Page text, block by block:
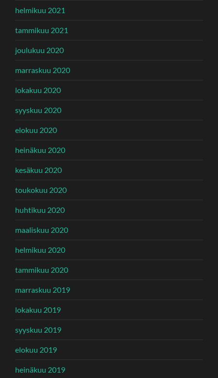
helmikuu 2021
tammikuu 2021
joulukuu 2020
marraskuu 2020
lokakuu 2020
syyskuu 2020
elokuu 2020
heinäkuu 2020
kesäkuu 2020
toukokuu 2020
huhtikuu 2020
maaliskuu 2020
helmikuu 2020
tammikuu 2020
marraskuu 2019
lokakuu 2019
syyskuu 2019
elokuu 2019
heinäkuu 2019